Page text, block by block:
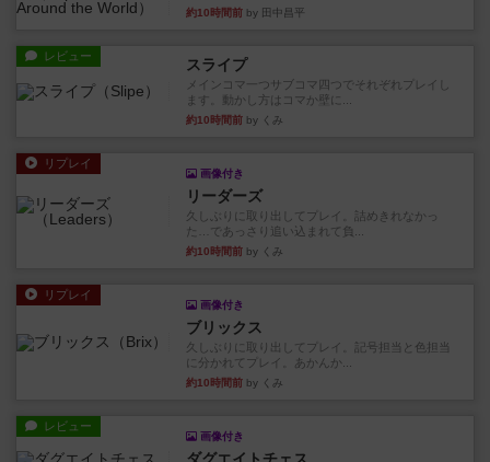
約10時間前 by 田中昌平
レビュー スライプ
メインコマ一つサブコマ四つでそれぞれプレイし
ます。動かし方はコマか壁に...
約10時間前 by くみ
リプレイ
画像付き
リーダーズ
久しぶりに取り出してプレイ。詰めきれなかっ
た…であっさり追い込まれて負...
約10時間前 by くみ
リプレイ
画像付き
ブリックス
久しぶりに取り出してプレイ。記号担当と色担当
に分かれてプレイ。あかんか...
約10時間前 by くみ
レビュー
画像付き